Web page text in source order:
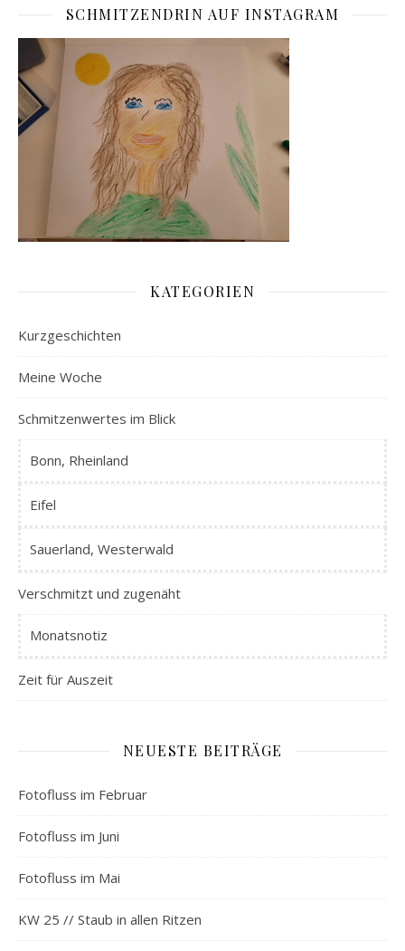
SCHMITZENDRIN AUF INSTAGRAM
KATEGORIEN
Kurzgeschichten
Meine Woche
Schmitzenwertes im Blick
Bonn, Rheinland
Eifel
Sauerland, Westerwald
Verschmitzt und zugenäht
Monatsnotiz
Zeit für Auszeit
NEUESTE BEITRÄGE
Fotofluss im Februar
Fotofluss im Juni
Fotofluss im Mai
KW 25 // Staub in allen Ritzen